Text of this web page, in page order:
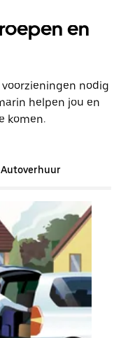
en
nodig
helpen jou en
komen.
Autoverhuur